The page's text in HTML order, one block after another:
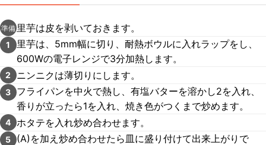
準備 里芋は皮を剥いておきます。
1
里芋は、5mm幅に切り、耐熱ボウルに入れラップをし、
600Wの電子レンジで3分加熱します。
2 ニンニクは薄切りにします。
3
フライパンを中火で熱し、有塩バターを溶かし2を入れ、
香りが立ったら1を入れ、焼き色がつくまで炒めます。
4 ホタテを入れ炒め合わせます。
5
(A)を加え炒め合わせたら皿に盛り付けて出来上がりで